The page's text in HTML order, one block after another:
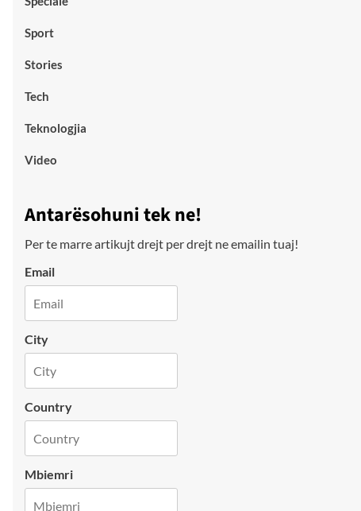
Sport
Stories
Tech
Teknologjia
Video
Antarësohuni tek ne!
Per te marre artikujt drejt per drejt ne emailin tuaj!
Email
City
Country
Mbiemri